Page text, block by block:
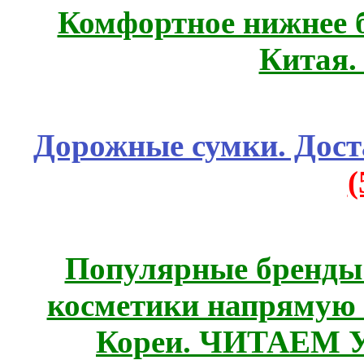
Комфортное нижнее
Дорожные сумки.
Популярные
косметики
Кореи. ЧИТАЕМ